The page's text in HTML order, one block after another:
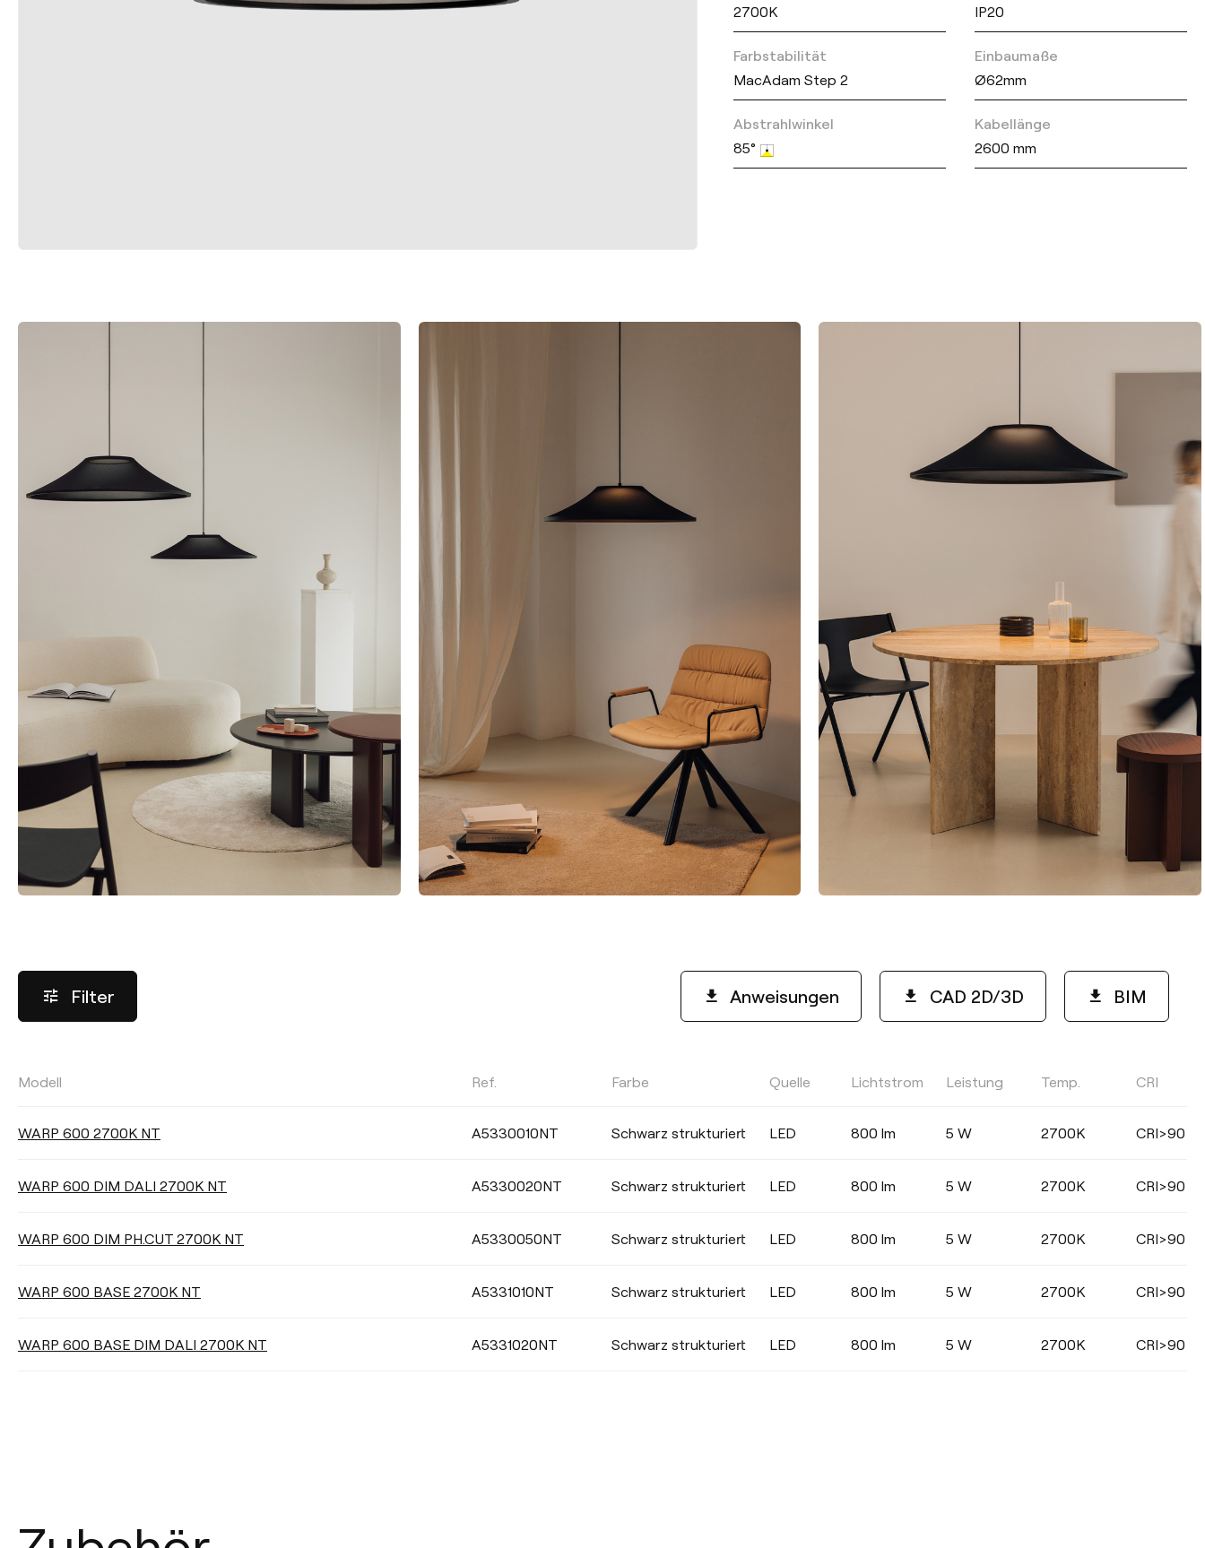
2700K
IP20
Farbstabilität
MacAdam Step 2
Einbaumaße
Ø62mm
Abstrahlwinkel
85°
Kabellänge
2600 mm
Filter Anweisungen CAD 2D/3D BIM
HELLIGKEITSSTEUERUNG
No Dim
Filter reinigen
Modell Ref. Farbe Quelle Lichtstrom Leistung Temp. CRI
WARP 600 2700K NT A5330010NT Schwarz strukturiert LED 800 lm 5 W 2700K CRI>90
WARP 600 DIM DALI 2700K NT A5330020NT Schwarz strukturiert LED 800 lm 5 W 2700K CRI>90
WARP 600 DIM PH.CUT 2700K NT A5330050NT Schwarz strukturiert LED 800 lm 5 W 2700K CRI>90
WARP 600 BASE 2700K NT A5331010NT Schwarz strukturiert LED 800 lm 5 W 2700K CRI>90
WARP 600 BASE DIM DALI 2700K NT A5331020NT Schwarz strukturiert LED 800 lm 5 W 2700K CRI>90